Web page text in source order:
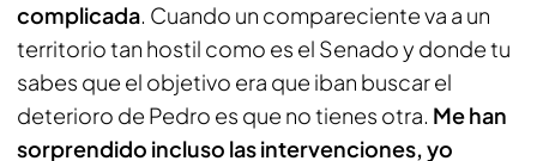
complicada. Cuando un compareciente va a un
territorio tan hostil como es el Senado y donde tu
sabes que el objetivo era que iban buscar el
deterioro de Pedro es que no tienes otra. Me han
sorprendido incluso las intervenciones, yo